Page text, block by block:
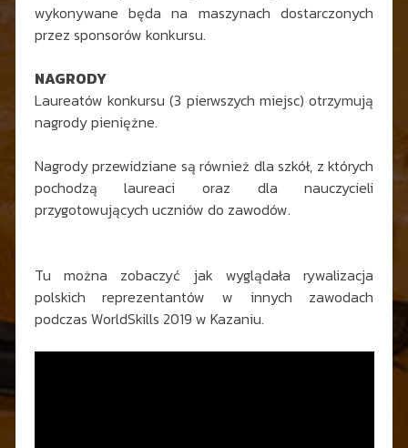
wykonywane będa na maszynach dostarczonych
przez sponsorów konkursu.
NAGRODY
Laureatów konkursu (3 pierwszych miejsc) otrzymują
nagrody pieniężne.
Nagrody przewidziane są również dla szkół, z których
pochodzą laureaci oraz dla nauczycieli
przygotowujących uczniów do zawodów.
Tu można zobaczyć jak wyglądała rywalizacja
polskich reprezentantów w innych zawodach
podczas WorldSkills 2019 w Kazaniu.